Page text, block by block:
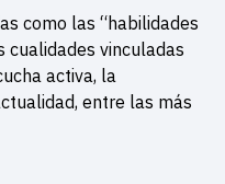
como las “habilidades
cualidades vinculadas
activa, la
entre las más